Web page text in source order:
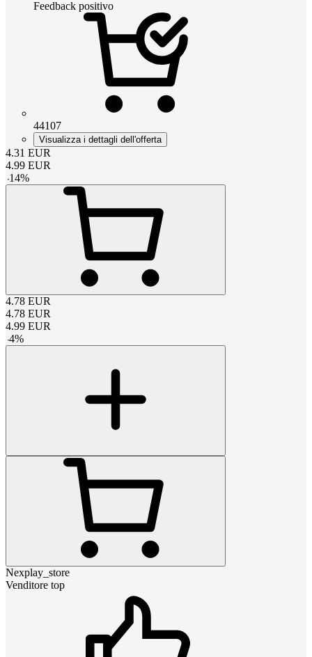
Feedback positivo
44107
Visualizza i dettagli dell'offerta
4.31 EUR
4.99 EUR
-14%
4.78 EUR
4.78 EUR
4.99 EUR
-4%
Nexplay_store
Venditore top